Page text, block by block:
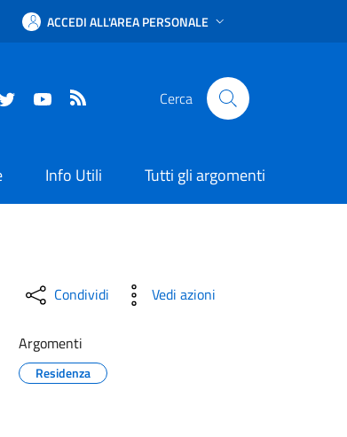
ACCEDI ALL'AREA PERSONALE
Twitter YouTube Cerca
Info Utili Tutti gli argomenti
Condividi Vedi azioni
Argomenti
Residenza